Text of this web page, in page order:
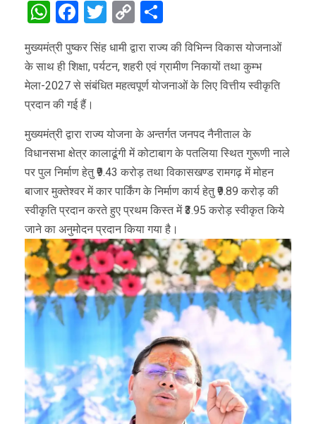
WhatsApp
Facebook
Twitter
Copy
मुख्यमंत्री पुष्कर सिंह धामी द्वारा राज्य की विभिन्न विकास योजनाओं
के साथ ही शिक्षा, पर्यटन, शहरी एवं ग्रामीण निकायों तथा कुम्भ
मेला-2027 से संबंधित महत्वपूर्ण योजनाओं के लिए वित्तीय स्वीकृति
प्रदान की गई हैं।
मुख्यमंत्री द्वारा राज्य योजना के अन्तर्गत जनपद नैनीताल के
विधानसभा क्षेत्र कालाढूंगी में कोटाबाग के पतलिया स्थित गुरूणी नाले
पर पुल निर्माण हेतु ₹9.43 करोड़ तथा विकासखण्ड रामगढ़ में मोहन
बाजार मुक्तेश्वर में कार पार्किंग के निर्माण कार्य हेतु ₹9.89 करोड़ की
स्वीकृति प्रदान करते हुए प्रथम किस्त में ₹3.95 करोड़ स्वीकृत किये
जाने का अनुमोदन प्रदान किया गया है।